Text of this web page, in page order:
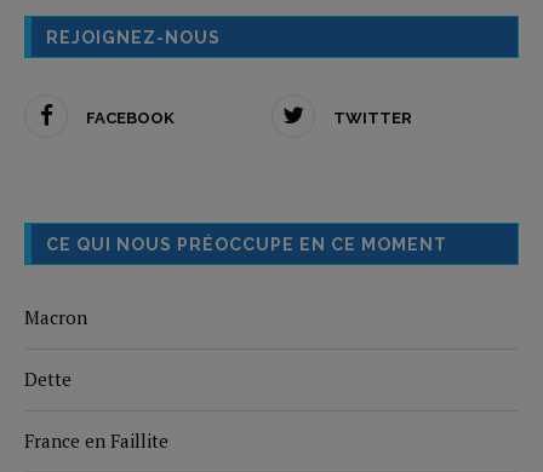
REJOIGNEZ-NOUS
FACEBOOK TWITTER
CE QUI NOUS PRÉOCCUPE EN CE MOMENT
Macron
Dette
France en Faillite